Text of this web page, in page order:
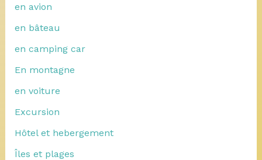
en avion
en bâteau
en camping car
En montagne
en voiture
Excursion
Hôtel et hebergement
Îles et plages